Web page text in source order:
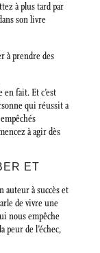
à plus tard par
son livre
à prendre des
en fait. Et c’est
qui réussit a
à agir dès
ET
auteur à succès et
de vivre une
nous empêche
peur de l’échec,